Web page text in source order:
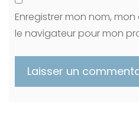
Enregistrer mon nom,
le navigateur pour mon